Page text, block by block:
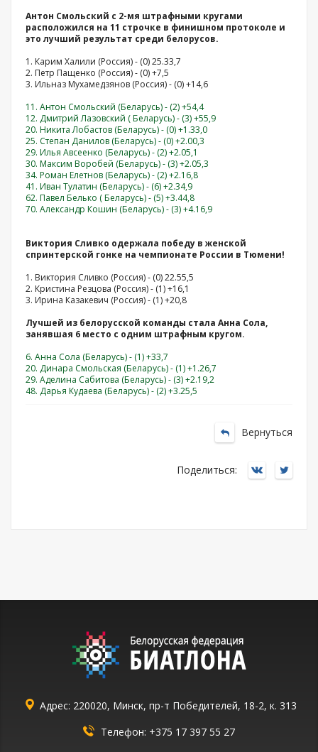
Антон Смольский с 2-мя штрафными кругами
расположился на 11 строчке в финишном протоколе и
это лучший результат среди белорусов.
1. Карим Халили (Россия) - (0) 25.33,7
2. Петр Пащенко (Россия) - (0) +7,5
3. Ильназ Мухамедзянов (Россия) - (0) +14,6
11. Антон Смольский (Беларусь) - (2) +54,4
12. Дмитрий Лазовский ( Беларусь) - (3) +55,9
20. Никита Лобастов (Беларусь) - (0) +1.33,0
25. Степан Данилов (Беларусь) - (0) +2.00,3
29. Илья Авсеенко (Беларусь) - (2) +2.05,1
30. Максим Воробей (Беларусь) - (3) +2.05,3
34. Роман Елетнов (Беларусь) - (2) +2.16,8
41. Иван Тулатин (Беларусь) - (6) +2.34,9
62. Павел Белько ( Беларусь) - (5) +3.44,8
70. Александр Кошин (Беларусь) - (3) +4.16,9
Виктория Сливко одержала победу в женской
спринтерской гонке на чемпионате России в Тюмени!
1. Виктория Сливко (Россия) - (0) 22.55,5
2. Кристина Резцова (Россия) - (1) +16,1
3. Ирина Казакевич (Россия) - (1) +20,8
Лучшей из белорусской команды стала Анна Сола,
занявшая 6 место с одним штрафным кругом.
6. Анна Сола (Беларусь) - (1) +33,7
20. Динара Смольская (Беларусь) - (1) +1.26,7
29. Аделина Сабитова (Беларусь) - (3) +2.19,2
48. Дарья Кудаева (Беларусь) - (2) +3.25,5
Вернуться
Поделиться:
Адрес: 220020, Минск, пр-т Победителей, 18-2, к. 313
Телефон: +375 17 397 55 27